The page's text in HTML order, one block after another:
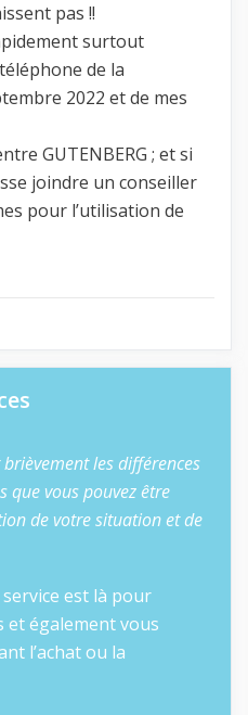
pas !!
surtout
de la
2022 et de mes
GUTENBERG ; et si
joindre un conseiller
pour l’utilisation de
les différences
que vous pouvez être
de votre situation et de
service est là pour
et également vous
l’achat ou la